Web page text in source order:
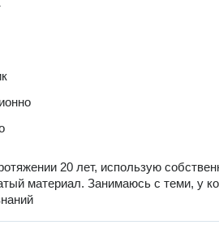
20 лет, использую
материал. Занимаюсь с теми, у